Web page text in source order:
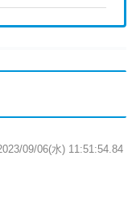
09/06(水) 11:51:54.84